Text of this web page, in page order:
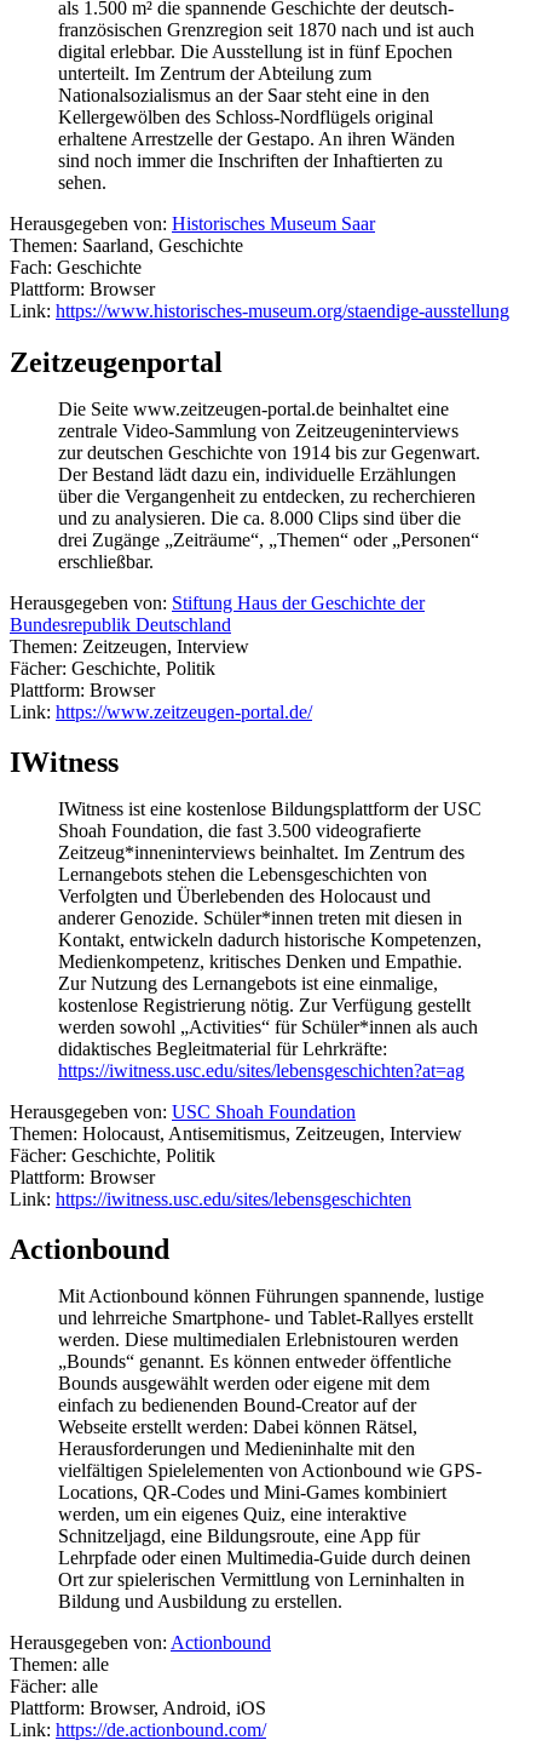
als 1.500 m² die spannende Geschichte der deutsch-
französischen Grenzregion seit 1870 nach und ist auch
digital erlebbar. Die Ausstellung ist in fünf Epochen
unterteilt. Im Zentrum der Abteilung zum
Nationalsozialismus an der Saar steht eine in den
Kellergewölben des Schloss-Nordflügels original
erhaltene Arrestzelle der Gestapo. An ihren Wänden
sind noch immer die Inschriften der Inhaftierten zu
sehen.
Herausgegeben von: Historisches Museum Saar
Themen: Saarland, Geschichte
Fach: Geschichte
Plattform: Browser
Link: https://www.historisches-museum.org/staendige-ausstellung
Zeitzeugenportal
Die Seite www.zeitzeugen-portal.de beinhaltet eine
zentrale Video-Sammlung von Zeitzeugeninterviews
zur deutschen Geschichte von 1914 bis zur Gegenwart.
Der Bestand lädt dazu ein, individuelle Erzählungen
über die Vergangenheit zu entdecken, zu recherchieren
und zu analysieren. Die ca. 8.000 Clips sind über die
drei Zugänge „Zeiträume“, „Themen“ oder „Personen“
erschließbar.
Herausgegeben von: Stiftung Haus der Geschichte der
Bundesrepublik Deutschland
Themen: Zeitzeugen, Interview
Fächer: Geschichte, Politik
Plattform: Browser
Link: https://www.zeitzeugen-portal.de/
IWitness
IWitness ist eine kostenlose Bildungsplattform der USC
Shoah Foundation, die fast 3.500 videografierte
Zeitzeug*inneninterviews beinhaltet. Im Zentrum des
Lernangebots stehen die Lebensgeschichten von
Verfolgten und Überlebenden des Holocaust und
anderer Genozide. Schüler*innen treten mit diesen in
Kontakt, entwickeln dadurch historische Kompetenzen,
Medienkompetenz, kritisches Denken und Empathie.
Zur Nutzung des Lernangebots ist eine einmalige,
kostenlose Registrierung nötig. Zur Verfügung gestellt
werden sowohl „Activities“ für Schüler*innen als auch
didaktisches Begleitmaterial für Lehrkräfte:
https://iwitness.usc.edu/sites/lebensgeschichten?at=ag
Herausgegeben von: USC Shoah Foundation
Themen: Holocaust, Antisemitismus, Zeitzeugen, Interview
Fächer: Geschichte, Politik
Plattform: Browser
Link: https://iwitness.usc.edu/sites/lebensgeschichten
Actionbound
Mit Actionbound können Führungen spannende, lustige
und lehrreiche Smartphone- und Tablet-Rallyes erstellt
werden. Diese multimedialen Erlebnistouren werden
„Bounds“ genannt. Es können entweder öffentliche
Bounds ausgewählt werden oder eigene mit dem
einfach zu bedienenden Bound-Creator auf der
Webseite erstellt werden: Dabei können Rätsel,
Herausforderungen und Medieninhalte mit den
vielfältigen Spielelementen von Actionbound wie GPS-
Locations, QR-Codes und Mini-Games kombiniert
werden, um ein eigenes Quiz, eine interaktive
Schnitzeljagd, eine Bildungsroute, eine App für
Lehrpfade oder einen Multimedia-Guide durch deinen
Ort zur spielerischen Vermittlung von Lerninhalten in
Bildung und Ausbildung zu erstellen.
Herausgegeben von: Actionbound
Themen: alle
Fächer: alle
Plattform: Browser, Android, iOS
Link: https://de.actionbound.com/